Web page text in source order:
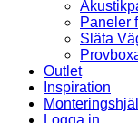
Paneler
Släta
Outlet
Inspiration